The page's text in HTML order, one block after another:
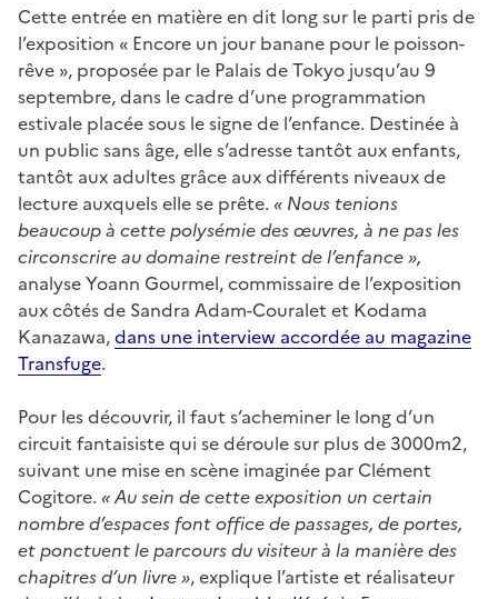
Cette entrée en matière en dit long sur le parti pris de
l’exposition « Encore un jour banane pour le poisson-
rêve », proposée par le Palais de Tokyo jusqu’au 9
septembre, dans le cadre d’une programmation
estivale placée sous le signe de l’enfance. Destinée à
un public sans âge, elle s’adresse tantôt aux enfants,
tantôt aux adultes grâce aux différents niveaux de
lecture auxquels elle se prête. « Nous tenions
beaucoup à cette polysémie des œuvres, à ne pas les
circonscrire au domaine restreint de l’enfance »,
analyse Yoann Gourmel, commissaire de l’exposition
aux côtés de Sandra Adam-Couralet et Kodama
Kanazawa,dans une interview accordée au magazine
Transfuge.
Pour les découvrir, il faut s’acheminer le long d’un
circuit fantaisiste qui se déroule sur plus de 3000m2,
suivant une mise en scène imaginée par Clément
Cogitore. « Au sein de cette exposition un certain
nombre d’espaces font office de passages, de portes,
et ponctuent le parcours du visiteur à la manière des
chapitres d’un livre », explique l’artiste et réalisateur